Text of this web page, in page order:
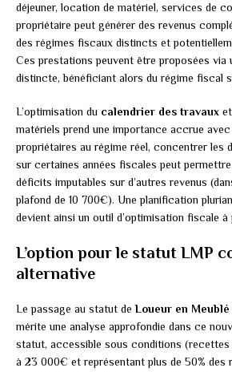
déjeuner, location de matériel, services de
propriétaire peut générer des revenus
des régimes fiscaux distincts et
Ces prestations peuvent être proposées via
distincte, bénéficiant alors du régime fiscal
L’optimisation du calendrier des travaux
matériels prend une importance accrue
propriétaires au régime réel, concentrer les
sur certaines années fiscales peut
déficits imputables sur d’autres revenus
plafond de 10 700€). Une planification
devient ainsi un outil d’optimisation fiscale à
L’option pour le statut LMP
alternative
Le passage au statut deLoueur en
mérite une analyse approfondie dans ce
statut, accessible sous conditions (recettes
à 23 000€ et représentant plus de 50% des